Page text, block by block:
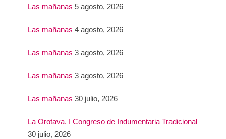
Las mañanas 5 agosto, 2026
Las mañanas 4 agosto, 2026
Las mañanas 3 agosto, 2026
Las mañanas 3 agosto, 2026
Las mañanas 30 julio, 2026
La Orotava. I Congreso de Indumentaria Tradicional
30 julio, 2026